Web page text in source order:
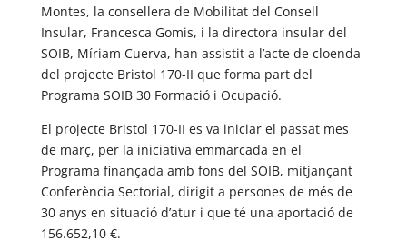
Montes, la consellera de Mobilitat del Consell
Insular, Francesca Gomis, i la directora insular del
SOIB, Míriam Cuerva, han assistit a l’acte de cloenda
del projecte Bristol 170-II que forma part del
Programa SOIB 30 Formació i Ocupació.
El projecte Bristol 170-II es va iniciar el passat mes
de març, per la iniciativa emmarcada en el
Programa finançada amb fons del SOIB, mitjançant
Conferència Sectorial, dirigit a persones de més de
30 anys en situació d’atur i que té una aportació de
156.652,10 €.